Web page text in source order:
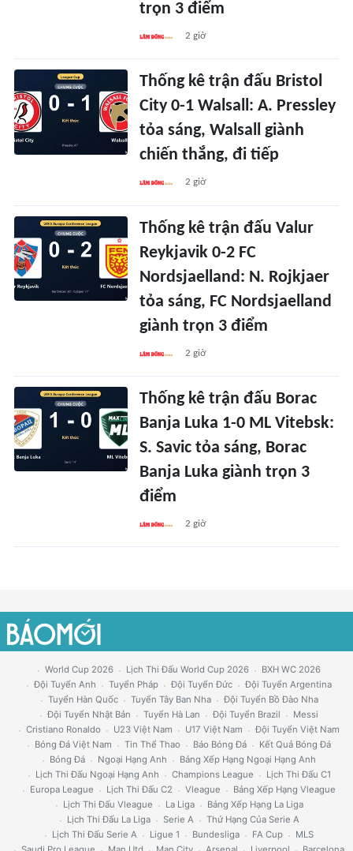
trọn 3 điểm
2 giờ
Thống kê trận đấu Bristol
City 0-1 Walsall: A. Pressley
tỏa sáng, Walsall giành
chiến thắng, đi tiếp
2 giờ
Thống kê trận đấu Valur
Reykjavik 0-2 FC
Nordsjaelland: N. Rojkjaer
tỏa sáng, FC Nordsjaelland
giành trọn 3 điểm
2 giờ
Thống kê trận đấu Borac
Banja Luka 1-0 ML Vitebsk:
S. Savic tỏa sáng, Borac
Banja Luka giành trọn 3
điểm
2 giờ
World Cup 2026 Lịch Thi Đấu World Cup 2026
BXH WC 2026
Đội Tuyển Anh
Tuyển Pháp Đội Tuyển Đức
Đội Tuyển Argentina
Tuyển Hàn Quốc
Tuyển Tây Ban Nha
Đội Tuyển Bồ Đào Nha
Đội Tuyển Nhật Bản
Tuyển Hà Lan Đội Tuyển Brazil
Messi
Cristiano Ronaldo
U23 Việt Nam U17 Việt Nam
Đội Tuyển Việt Nam
Bóng Đá Việt Nam
Tin Thể Thao Báo Bóng Đá
Kết Quả Bóng Đá
Bóng Đá
Ngoại Hạng Anh
Bảng Xếp Hạng Ngoại Hạng Anh
Lịch Thi Đấu Ngoại Hạng Anh
Champions League
Lịch Thi Đấu C1
Europa League
Lịch Thi Đấu C2 Vleague
Bảng Xếp Hạng Vleague
Lịch Thi Đấu Vleague
La Liga
Bảng Xếp Hạng La Liga
Lịch Thi Đấu La Liga
Serie A
Thứ Hạng Của Serie A
Lịch Thi Đấu Serie A
Ligue 1 Bundesliga FA Cup
MLS